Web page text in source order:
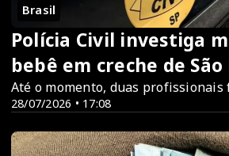
Brasil
28/07/2026 • 17:08
Polícia Civil investiga
bebê em creche de São
Até o momento, duas profissionais